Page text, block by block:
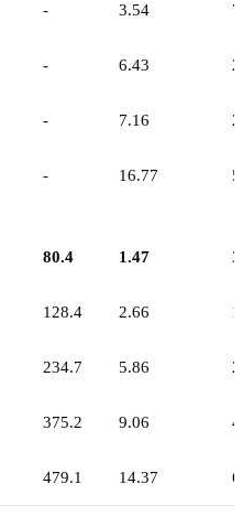
- 3.54
- 6.43
- 7.16
- 16.77
80.4 1.47
128.4 2.66
234.7 5.86
375.2 9.06
479.1 14.37